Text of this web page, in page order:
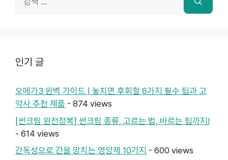
인기 글
오메가3 완벽 가이드 | 놓치면 후회할 6가지 필수 팁과 고
약사 추천 제품 - 874 views
[썬크림 완전정복] 썬크림 종류, 고르는 법, 바르는 팁까지!
- 614 views
간독성으로 간을 망치는 영양제 10가지 - 600 views